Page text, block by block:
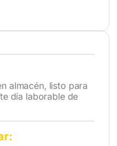
almacén, listo para
día laborable de